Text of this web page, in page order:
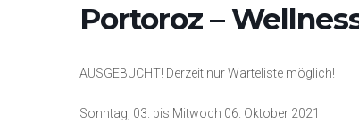
Portoroz –
AUSGEBUCHT! Derzeit nur Warteliste möglich!
Sonntag, 03. bis Mitwoch 06. Oktober 2021